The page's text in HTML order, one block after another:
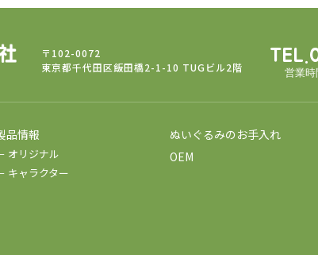
〒102-0072
東京都千代田区飯田橋2-1-10 TUGビル2階
営業
品情報
オリジナル
キャラクター
ぬいぐるみのお手入れ
OEM